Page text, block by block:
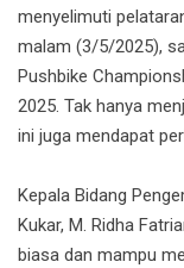
menyelimuti
malam (3/5/2025),
Pushbike
2025. Tak hanya
ini juga mendapat
Kepala Bidang
Kukar, M. Ridha
biasa dan mampu